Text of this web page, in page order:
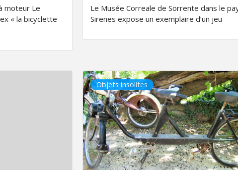
moteur Le
« la bicyclette
Le Musée Correale de Sorrente dans le
Sirenes expose un exemplaire d’un jeu
Objets insolites